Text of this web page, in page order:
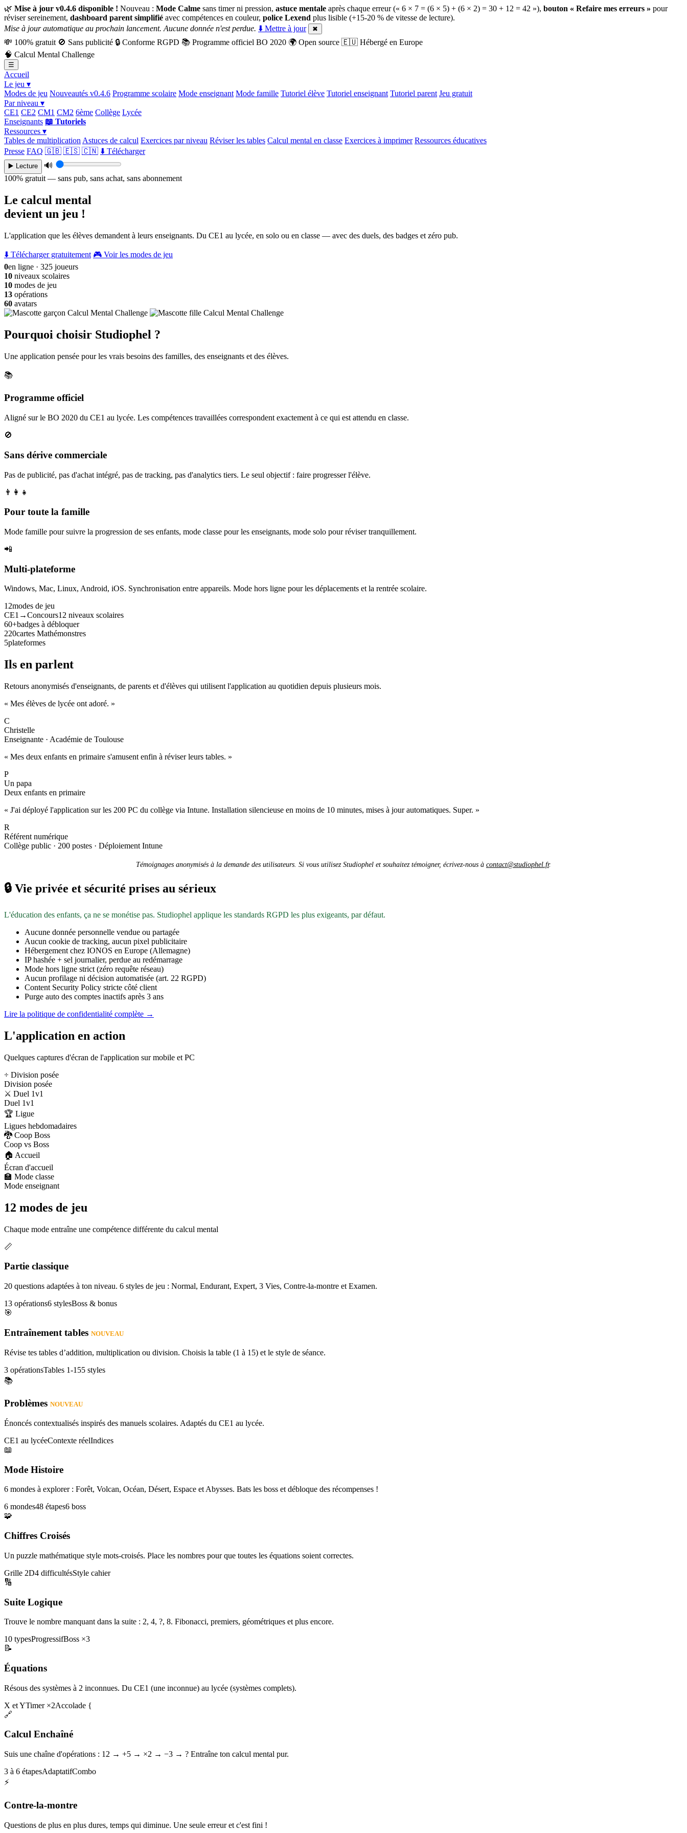
🌿 Mise à jour v0.4.6 disponible ! Nouveau : Mode Calme sans timer ni pression, astuce mentale après chaque erreur (« 6 × 7 = (6 × 5) + (6 × 2) = 30 + 12 = 42 »), bouton « Refaire mes erreurs » pour
réviser sereinement, dashboard parent simplifié avec compétences en couleur, police Lexend plus lisible (+15-20 % de vitesse de lecture).
Mise à jour automatique au prochain lancement. Aucune donnée n'est perdue. ⬇️ Mettre à jour ✖
💸 100% gratuit 🚫 Sans publicité 🔒 Conforme RGPD 📚 Programme officiel BO 2020 🌍 Open source 🇪🇺 Hébergé en Europe
🧠 Calcul Mental Challenge
☰
Accueil
Le jeu ▾
Modes de jeu Nouveautés v0.4.6 Programme scolaire Mode enseignant Mode famille Tutoriel élève Tutoriel enseignant Tutoriel parent Jeu gratuit
Par niveau ▾
CE1 CE2 CM1 CM2 6ème Collège Lycée
Enseignants 📖 Tutoriels
Ressources ▾
Tables de multiplication Astuces de calcul Exercices par niveau Réviser les tables Calcul mental en classe Exercices à imprimer Ressources éducatives
Presse FAQ 🇬🇧 🇪🇸 🇨🇳 ⬇️ Télécharger
▶️ Lecture
🔊
100% gratuit — sans pub, sans achat, sans abonnement
Le calcul mental
devient un jeu !
L'application que les élèves demandent à leurs enseignants. Du CE1 au lycée, en solo ou en classe — avec des duels, des badges et zéro pub.
⬇️ Télécharger gratuitement 🎮 Voir les modes de jeu
0en ligne · 325 joueurs
10 niveaux scolaires
10 modes de jeu
13 opérations
60 avatars
Pourquoi choisir Studiophel ?
Une application pensée pour les vrais besoins des familles, des enseignants et des élèves.
📚
Programme officiel
Aligné sur le BO 2020 du CE1 au lycée. Les compétences travaillées correspondent exactement à ce qui est attendu en classe.
🚫
Sans dérive commerciale
Pas de publicité, pas d'achat intégré, pas de tracking, pas d'analytics tiers. Le seul objectif : faire progresser l'élève.
👨‍👩‍👧
Pour toute la famille
Mode famille pour suivre la progression de ses enfants, mode classe pour les enseignants, mode solo pour réviser tranquillement.
📲
Multi-plateforme
Windows, Mac, Linux, Android, iOS. Synchronisation entre appareils. Mode hors ligne pour les déplacements et la rentrée scolaire.
12modes de jeu
CE1→Concours12 niveaux scolaires
60+badges à débloquer
220cartes Mathémonstres
5plateformes
Ils en parlent
Retours anonymisés d'enseignants, de parents et d'élèves qui utilisent l'application au quotidien depuis plusieurs mois.
« Mes élèves de lycée ont adoré. »
C
Christelle
Enseignante · Académie de Toulouse
« Mes deux enfants en primaire s'amusent enfin à réviser leurs tables. »
P
Un papa
Deux enfants en primaire
« J'ai déployé l'application sur les 200 PC du collège via Intune. Installation silencieuse en moins de 10 minutes, mises à jour automatiques. Super. »
R
Référent numérique
Collège public · 200 postes · Déploiement Intune
Témoignages anonymisés à la demande des utilisateurs. Si vous utilisez Studiophel et souhaitez témoigner, écrivez-nous à contact@studiophel.fr.
🔒 Vie privée et sécurité prises au sérieux
L'éducation des enfants, ça ne se monétise pas. Studiophel applique les standards RGPD les plus exigeants, par défaut.
Aucune donnée personnelle vendue ou partagée
Aucun cookie de tracking, aucun pixel publicitaire
Hébergement chez IONOS en Europe (Allemagne)
IP hashée + sel journalier, perdue au redémarrage
Mode hors ligne strict (zéro requête réseau)
Aucun profilage ni décision automatisée (art. 22 RGPD)
Content Security Policy stricte côté client
Purge auto des comptes inactifs après 3 ans
Lire la politique de confidentialité complète →
L'application en action
Quelques captures d'écran de l'application sur mobile et PC
÷ Division posée
Division posée
⚔️ Duel 1v1
Duel 1v1
🏆 Ligue
Ligues hebdomadaires
🐉 Coop Boss
Coop vs Boss
🏠 Accueil
Écran d'accueil
🏫 Mode classe
Mode enseignant
12 modes de jeu
Chaque mode entraîne une compétence différente du calcul mental
📏
Partie classique
20 questions adaptées à ton niveau. 6 styles de jeu : Normal, Endurant, Expert, 3 Vies, Contre-la-montre et Examen.
13 opérations6 stylesBoss & bonus
🎯
Entraînement tables NOUVEAU
Révise tes tables d’addition, multiplication ou division. Choisis la table (1 à 15) et le style de séance.
3 opérationsTables 1-155 styles
📚
Problèmes NOUVEAU
Énoncés contextualisés inspirés des manuels scolaires. Adaptés du CE1 au lycée.
CE1 au lycéeContexte réelIndices
📖
Mode Histoire
6 mondes à explorer : Forêt, Volcan, Océan, Désert, Espace et Abysses. Bats les boss et débloque des récompenses !
6 mondes48 étapes6 boss
🧩
Chiffres Croisés
Un puzzle mathématique style mots-croisés. Place les nombres pour que toutes les équations soient correctes.
Grille 2D4 difficultésStyle cahier
🔢
Suite Logique
Trouve le nombre manquant dans la suite : 2, 4, ?, 8. Fibonacci, premiers, géométriques et plus encore.
10 typesProgressifBoss ×3
📝
Équations
Résous des systèmes à 2 inconnues. Du CE1 (une inconnue) au lycée (systèmes complets).
X et YTimer ×2Accolade {
🔗
Calcul Enchaîné
Suis une chaîne d'opérations : 12 → +5 → ×2 → −3 → ? Entraîne ton calcul mental pur.
3 à 6 étapesAdaptatifCombo
⚡
Contre-la-montre
Questions de plus en plus dures, temps qui diminue. Une seule erreur et c'est fini !